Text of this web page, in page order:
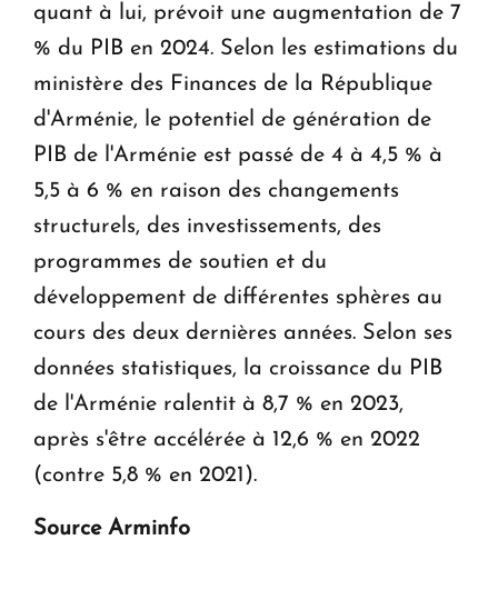
quant à lui, prévoit une augmentation de 7
% du PIB en 2024. Selon les estimations du
ministère des Finances de la République
d'Arménie, le potentiel de génération de
PIB de l'Arménie est passé de 4 à 4,5 % à
5,5 à 6 % en raison des changements
structurels, des investissements, des
programmes de soutien et du
développement de différentes sphères au
cours des deux dernières années. Selon ses
données statistiques, la croissance du PIB
de l'Arménie ralentit à 8,7 % en 2023,
après s'être accélérée à 12,6 % en 2022
(contre 5,8 % en 2021).
Source Arminfo